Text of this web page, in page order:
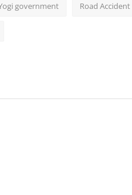
government Road Accident